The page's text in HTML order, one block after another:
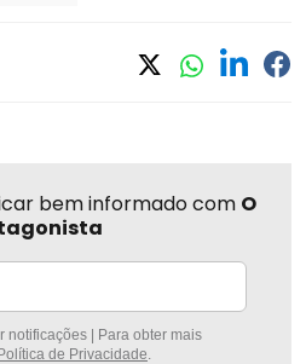
bem informado com O
notificações | Para obter mais
de Privacidade.